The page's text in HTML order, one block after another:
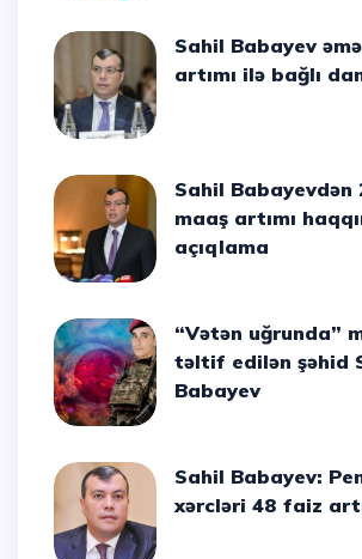
Sahil Babayev əməkhaqqı
artımı ilə bağlı
Sahil Babayevdən 2022-ci ildə
maaş artımı
açıqlama
“Vətən uğrunda” medalı ilə
təltif edilən şəhid
Babayev
Sahil Babayev: Pensiya
xərcləri 48 faiz